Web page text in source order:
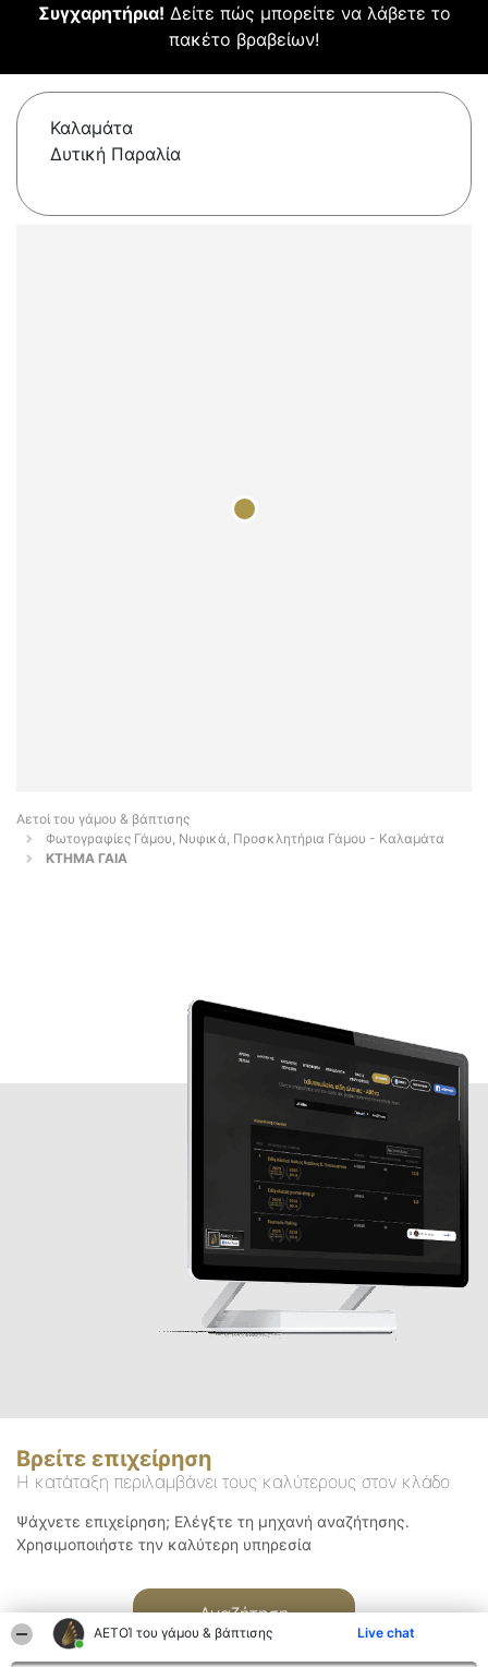
ΑΕΤΟΊ του γάμου & βάπτισης Live chat
Συγχαρητήρια! Δείτε πώς μπορείτε να λάβετε το
πακέτο βραβείων!
Καλαμάτα
Δυτική Παραλία
Αετοί του γάμου & βάπτισης
Φωτογραφίες Γάμου, Νυφικά, Προσκλητήρια Γάμου - Καλαμάτα
ΚΤΗΜΑ ΓΑΙΑ
Βρείτε επιχείρηση
Η κατάταξη περιλαμβάνει τους καλύτερους στον κλάδο
Ψάχνετε επιχείρηση; Ελέγξτε τη μηχανή αναζήτησης.
Χρησιμοποιήστε την καλύτερη υπηρεσία
Αναζήτηση